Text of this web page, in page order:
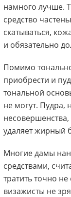
намного лучше.
средство
скатываться,
и обязательно
Помимо
приобрести и
тональной
не могут. Пудра,
несовершенства,
удаляет жирный
Многие дамы
средствами,
тратить точно
визажисты не